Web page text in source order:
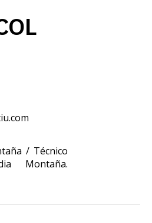
/ Técnico
Montaña.